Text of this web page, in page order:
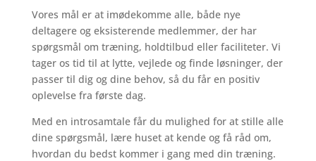
Vores mål er at imødekomme alle, både nye
deltagere og eksisterende medlemmer, der har
spørgsmål om træning, holdtilbud eller faciliteter. Vi
tager os tid til at lytte, vejlede og finde løsninger, der
passer til dig og dine behov, så du får en positiv
oplevelse fra første dag.
Med en introsamtale får du mulighed for at stille alle
dine spørgsmål, lære huset at kende og få råd om,
hvordan du bedst kommer i gang med din træning.